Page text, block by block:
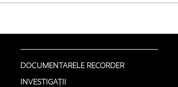
DOCUMENTARELE RECORDER
INVESTIGAȚII